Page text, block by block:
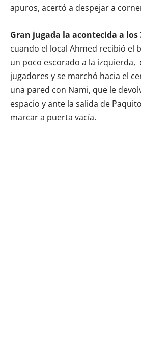
apuros, acertó a despejar a
Gran jugada la acontecida a
cuando el local Ahmed recibió el
un poco escorado a la izquierda,
jugadores y se marchó hacia el
una pared con Nami, que le
espacio y ante la salida de
marcar a puerta vacía.